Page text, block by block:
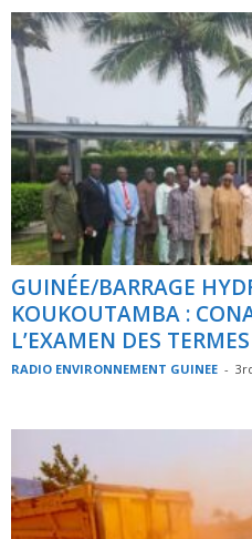
GUINÉE/BARRAGE
KOUKOUTAMBA :
L’EXAMEN DES
RADIO ENVIRONNEMENT GUINEE -